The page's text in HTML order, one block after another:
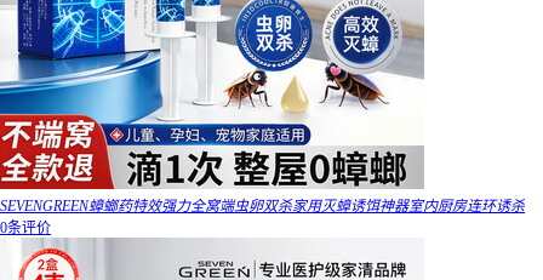
SEVENGREEN蟑螂药特效强力全窝端虫卵双杀家用灭蟑诱饵神器室内厨房连环诱杀
0条评价